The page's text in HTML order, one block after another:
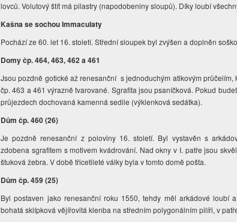
lovců. Volutový štít má pilastry (napodobeniny sloupů). Díky loubí
Kašna se sochou Immaculaty
Pochází ze 60. let 16. století. Střední sloupek byl zvýšen a doplněn
Domy čp. 464, 463,462a 461
Jsou pozdně gotické až renesanční s jednoduchým atikovým
čp. 463 a 461 výrazně tvarované. Sgrafita jsou psaníčková. Pokud
průjezdech dochovaná kamenná sedile (výklenková sedátka).
Dům čp. 460 (26)
Je pozdně renesanční z poloviny 16. století. Byl vystavěn s
zdobena sgrafitem s motivem kvádrování. Nad okny v I. patře jsou
štuková žebra. V době třicetileté války byla v tomto domě pošta.
Dům čp. 459 (25)
Byl postaven jako renesanční roku 1550, tehdy měl arkádové loubí
bohatá sklípková vějířovitá klenba na středním polygonálním pilíři, v